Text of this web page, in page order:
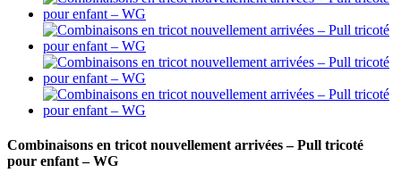
Combinaisons en tricot nouvellement arrivées – Pull tricoté
pour enfant – WG